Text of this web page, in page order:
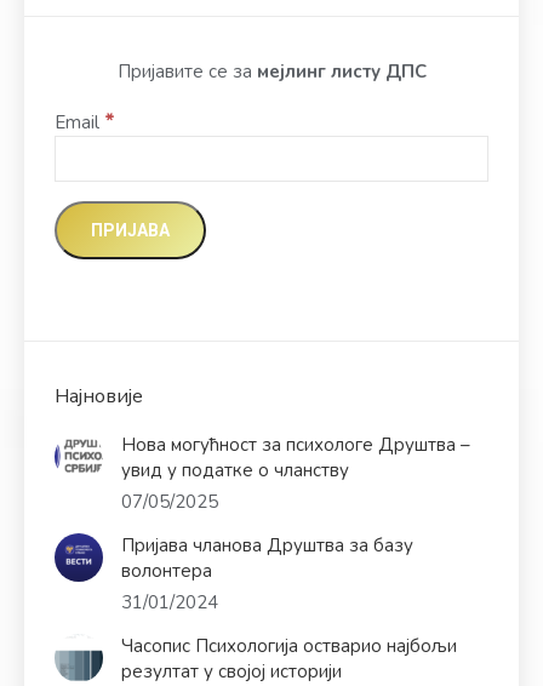
Пријавите се за мејлинг листу ДПС
Email *
Најновије
Нова могућност за психологе Друштва –
увид у податке о чланству
07/05/2025
Пријава чланова Друштва за базу
волонтера
31/01/2024
Часопис Психологија остварио најбољи
резултат у својој историји